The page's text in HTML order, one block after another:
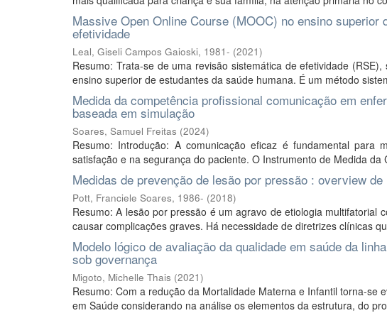
Massive Open Online Course (MOOC) no ensino
efetividade
Leal, Giseli Campos Gaioski, 1981- (2021)
Resumo: Trata-se de uma revisão sistemática de efetividade
ensino superior de estudantes da saúde humana. É um método
Medida da competência profissional comunicação em
baseada em simulação
Soares, Samuel Freitas (2024)
Resumo: Introdução: A comunicação eficaz é fundamental para
satisfação e na segurança do paciente. O Instrumento de Medida
Medidas de prevenção de lesão por pressão : overview
Pott, Franciele Soares, 1986- (2018)
Resumo: A lesão por pressão é um agravo de etiologia
causar complicações graves. Há necessidade de diretrizes clínicas
Modelo lógico de avaliação da qualidade em saúde da
sob governança
Migoto, Michelle Thais (2021)
Resumo: Com a redução da Mortalidade Materna e Infantil torna-se
em Saúde considerando na análise os elementos da estrutura, do